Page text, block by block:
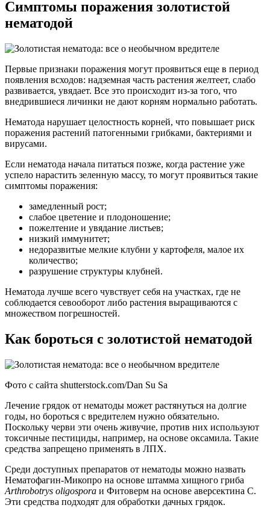
Симптомы поражения золотистой
нематодой
Первые признаки поражения могут проявиться еще в период
появления всходов: надземная часть растения желтеет, слабо
развивается, увядает. Все это происходит из-за того, что
внедрившиеся личинки не дают корням нормально работать.
Нематода нарушает целостность корней, что повышает риск
поражения растений патогенными грибками, бактериями и
вирусами.
Если нематода начала питаться позже, когда растение уже
успело нарастить зеленную массу, то могут проявиться такие
симптомы поражения:
замедленный рост;
слабое цветение и плодоношение;
пожелтение и увядание листьев;
низкий иммунитет;
недоразвитые мелкие клубни у картофеля, малое их
количество;
разрушение структуры клубней.
Нематода лучше всего чувствует себя на участках, где не
соблюдается севооборот либо растения выращиваются с
множеством погрешностей.
Как бороться с золотистой нематодой
Фото с сайта shutterstock.com/Dan Su Sa
Лечение грядок от нематоды может растянуться на долгие
годы, но бороться с вредителем нужно обязательно.
Поскольку черви эти очень живучие, против них используют
токсичные пестициды, например, на основе оксамила. Такие
средства запрещено применять в ЛПХ.
Среди доступных препаратов от нематоды можно назвать
Нематофагин-Микопро на основе штамма хищного гриба
Arthrobotrys oligospora и Фитоверм на основе аверсектина С.
Эти средства подходят для обработки дачных грядок.